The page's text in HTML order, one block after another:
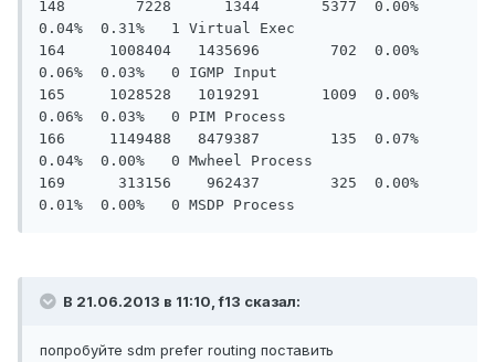
148        7228      1344       5377  0.00%
0.04%  0.31%   1 Virtual Exec
164     1008404   1435696        702  0.00%
0.06%  0.03%   0 IGMP Input
165     1028528   1019291       1009  0.00%
0.06%  0.03%   0 PIM Process
166     1149488   8479387        135  0.07%
0.04%  0.00%   0 Mwheel Process
169      313156    962437        325  0.00%
В 21.06.2013 в 11:10, f13 сказал:
попробуйте sdm prefer routing поставить